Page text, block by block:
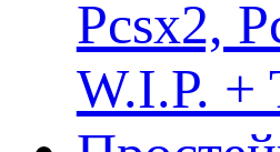
Pcsx2,
W.I.P. +